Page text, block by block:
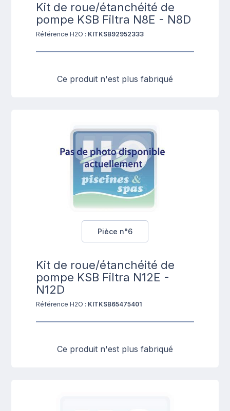
Kit de roue/étanchéité de
pompe KSB Filtra N8E - N8D
Référence H2O : KITKSB92952333
Ce produit n'est plus fabriqué
Pièce n°6
Kit de roue/étanchéité de
pompe KSB Filtra N12E -
N12D
Référence H2O : KITKSB65475401
Ce produit n'est plus fabriqué